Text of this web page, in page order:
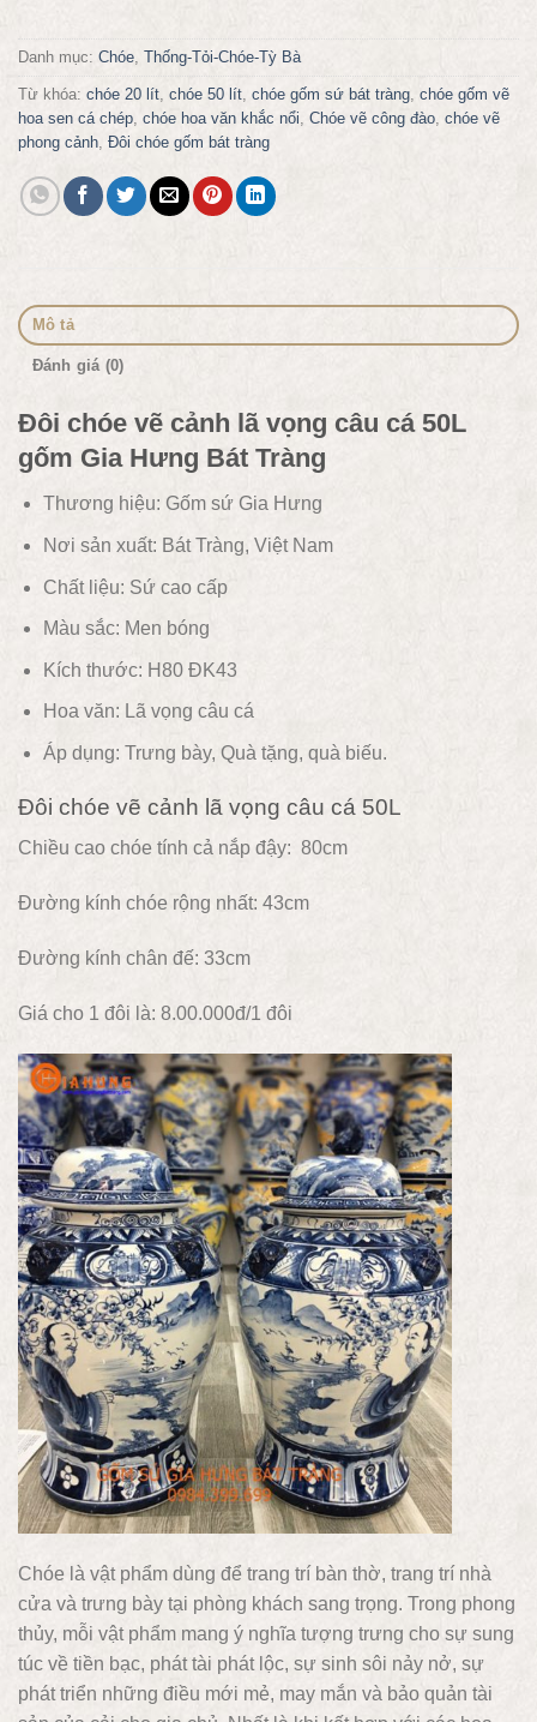
Danh mục: Chóe, Thống-Tỏi-Chóe-Tỳ Bà
Từ khóa: chóe 20 lít, chóe 50 lít, chóe gốm sứ bát tràng, chóe gốm vẽ
hoa sen cá chép, chóe hoa văn khắc nổi, Chóe vẽ công đào, chóe vẽ
phong cảnh, Đôi chóe gốm bát tràng
Mô tả
Đánh giá (0)
Đôi chóe vẽ cảnh lã vọng câu cá 50L
gốm Gia Hưng Bát Tràng
Thương hiệu: Gốm sứ Gia Hưng
Nơi sản xuất: Bát Tràng, Việt Nam
Chất liệu: Sứ cao cấp
Màu sắc: Men bóng
Kích thước: H80 ĐK43
Hoa văn: Lã vọng câu cá
Áp dụng: Trưng bày, Quà tặng, quà biếu.
Đôi chóe vẽ cảnh lã vọng câu cá 50L
Chiều cao chóe tính cả nắp đậy: 80cm
Đường kính chóe rộng nhất: 43cm
Đường kính chân đế: 33cm
Giá cho 1 đôi là: 8.00.000đ/1 đôi
Chóe là vật phẩm dùng để trang trí bàn thờ, trang trí nhà
cửa và trưng bày tại phòng khách sang trọng. Trong phong
thủy, mỗi vật phẩm mang ý nghĩa tượng trưng cho sự sung
túc về tiền bạc, phát tài phát lộc, sự sinh sôi nảy nở, sự
phát triển những điều mới mẻ, may mắn và bảo quản tài